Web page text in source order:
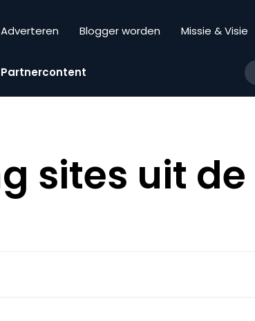
Adverteren Blogger worden Missie & Visie
Partnercontent
sites uit de